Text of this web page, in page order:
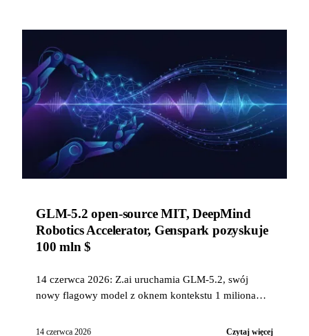
GLM-5.2 open-source MIT, DeepMind
Robotics Accelerator, Genspark pozyskuje
100 mln $
14 czerwca 2026: Z.ai uruchamia GLM-5.2, swój
nowy flagowy model z oknem kontekstu 1 miliona
DeepMind wybiera 15 startupów do swojego
14 czerwca 2026 Czytaj więcej